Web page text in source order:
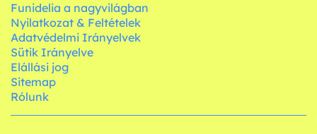
Funidelia a nagyvilágban
Nyilatkozat & Feltételek
Adatvédelmi Irányelvek
Sütik Irányelve
Elállási jog
Sitemap
Rólunk